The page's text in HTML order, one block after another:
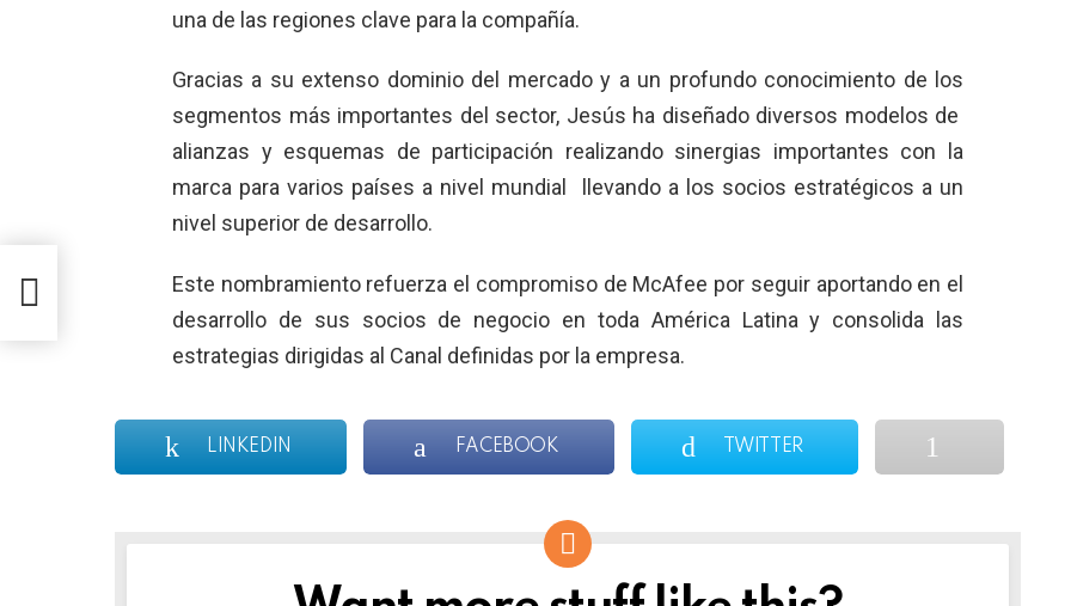
una de las regiones clave para la compañía.
Gracias a su extenso dominio del mercado y a un profundo conocimiento de los
segmentos más importantes del sector, Jesús ha diseñado diversos modelos de
alianzas y esquemas de participación realizando sinergias importantes con la
marca para varios países a nivel mundial llevando a los socios estratégicos a un
nivel superior de desarrollo.
Este nombramiento refuerza el compromiso de McAfee por seguir aportando en el
desarrollo de sus socios de negocio en toda América Latina y consolida las
estrategias dirigidas al Canal definidas por la empresa.
LINKEDIN FACEBOOK TWITTER
NEWSLETTER